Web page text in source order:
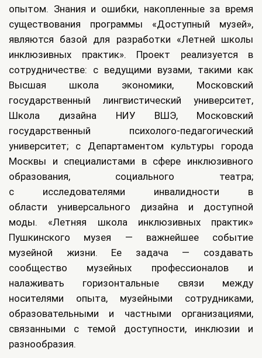
опытом. Знания и ошибки, накопленные за время
существования программы «Доступный музей»,
являются базой для разработки «Летней школы
инклюзивных практик». Проект реализуется в
сотрудничестве: с ведущими вузами, такими как
Высшая школа экономики, Московский
государственный лингвистический университет,
Школа дизайна НИУ ВШЭ, Московский
государственный психолого-педагогический
университет; с Департаментом культуры города
Москвы и специалистами в сфере инклюзивного
образования, социального театра;
с исследователями инвалидности в
области универсального дизайна и доступной
моды. «Летняя школа инклюзивных практик»
Пушкинского музея — важнейшее событие
музейной жизни. Ее задача — создавать
сообщество музейных профессионалов и
налаживать горизонтальные связи между
носителями опыта, музейными сотрудниками,
образовательными и частными организациями,
связанными с темой доступности, инклюзии и
разнообразия.